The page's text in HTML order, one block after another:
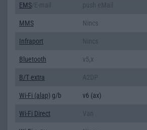
EMS
MMS Nincs
Infraport
Bluetooth v5,x
B/T extra
Wi-Fi (alap) g/b v6 (ax)
Wi-Fi Direct Van